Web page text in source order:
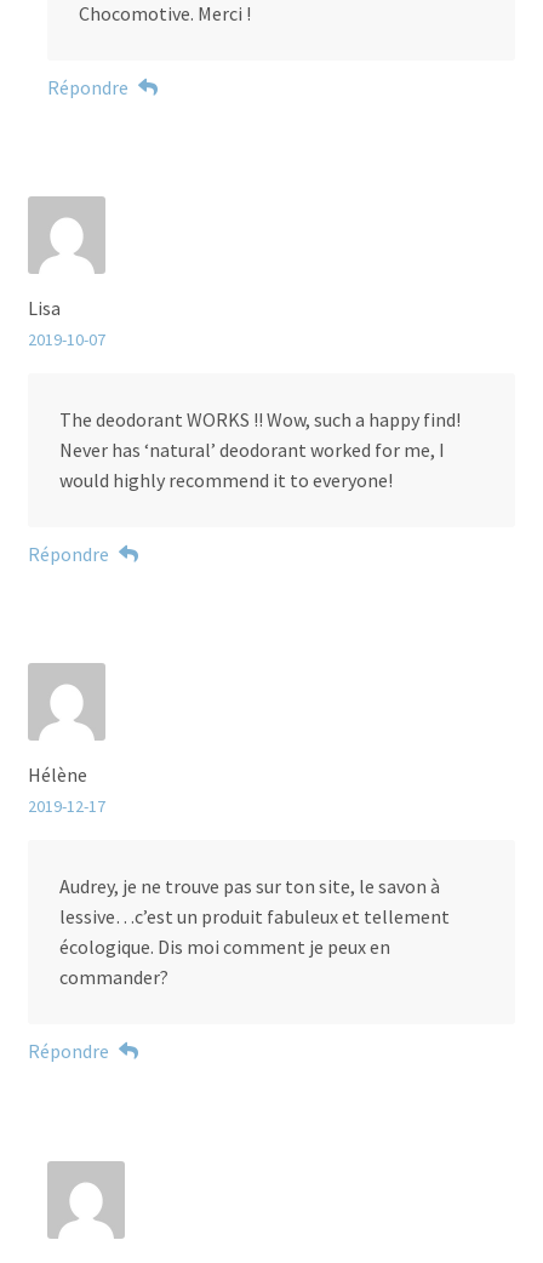
Chocomotive. Merci !
Répondre
Lisa
2019-10-07
The deodorant WORKS !! Wow, such a happy find!
Never has ‘natural’ deodorant worked for me, I
would highly recommend it to everyone!
Répondre
Hélène
2019-12-17
Audrey, je ne trouve pas sur ton site, le savon à
lessive…c’est un produit fabuleux et tellement
écologique. Dis moi comment je peux en
commander?
Répondre